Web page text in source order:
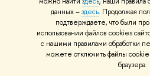
данных –здесь. Продолжая
подтверждаете, что были
использовании файлов cookies
с нашими правилами обработки
можете отключить файлы
браузера.